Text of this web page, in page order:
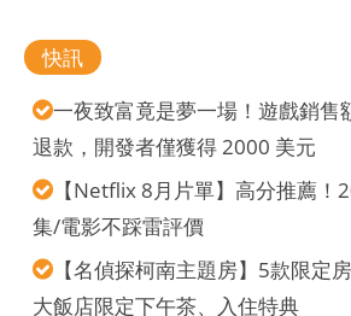
快訊
一夜致富竟是夢一場！遊戲銷售
退款，開發者僅獲得 2000 美元
【Netflix 8月片單】高分推薦！
集/電影不踩雷評價
【名偵探柯南主題房】5款限定
大飯店限定下午茶、入住特典